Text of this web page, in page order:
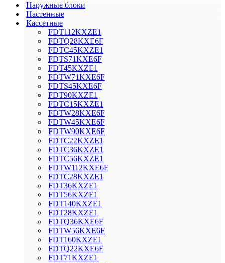
Наружные блоки
Настенные
Кассетные
FDT112KXZE1
FDTQ28KXE6F
FDTC45KXZE1
FDTS71KXE6F
FDT45KXZE1
FDTW71KXE6F
FDTS45KXE6F
FDT90KXZE1
FDTC15KXZE1
FDTW28KXE6F
FDTW45KXE6F
FDTW90KXE6F
FDTC22KXZE1
FDTC36KXZE1
FDTC56KXZE1
FDTW112KXE6F
FDTC28KXZE1
FDT36KXZE1
FDT56KXZE1
FDT140KXZE1
FDT28KXZE1
FDTQ36KXE6F
FDTW56KXE6F
FDT160KXZE1
FDTQ22KXE6F
FDT71KXZE1